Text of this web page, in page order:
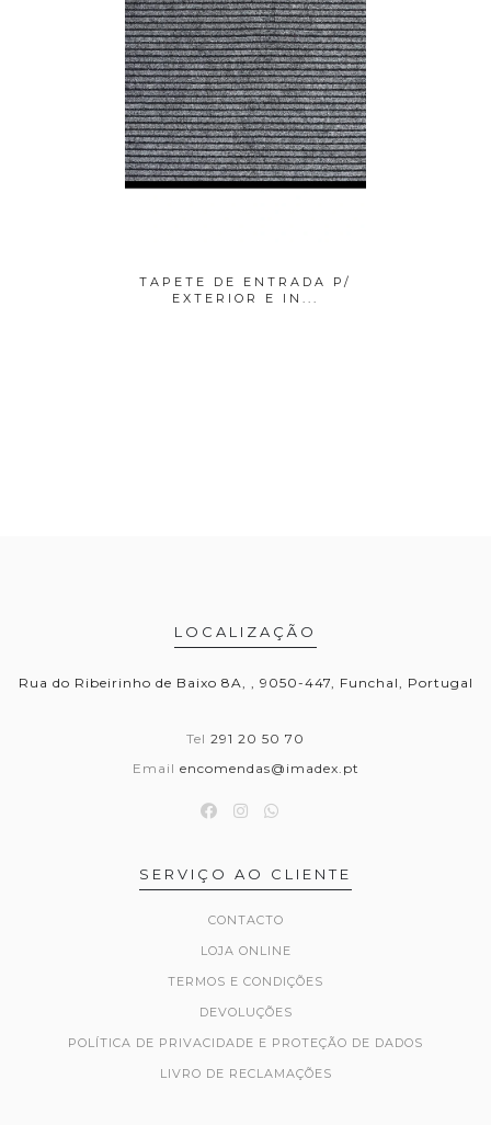
TAPETE DE ENTRADA P/
EXTERIOR E IN...
LOCALIZAÇÃO
Rua do Ribeirinho de Baixo 8A, , 9050-447, Funchal, Portugal
Tel 291 20 50 70
Email encomendas@imadex.pt
SERVIÇO AO CLIENTE
CONTACTO
LOJA ONLINE
TERMOS E CONDIÇÕES
DEVOLUÇÕES
POLÍTICA DE PRIVACIDADE E PROTEÇÃO DE DADOS
LIVRO DE RECLAMAÇÕES